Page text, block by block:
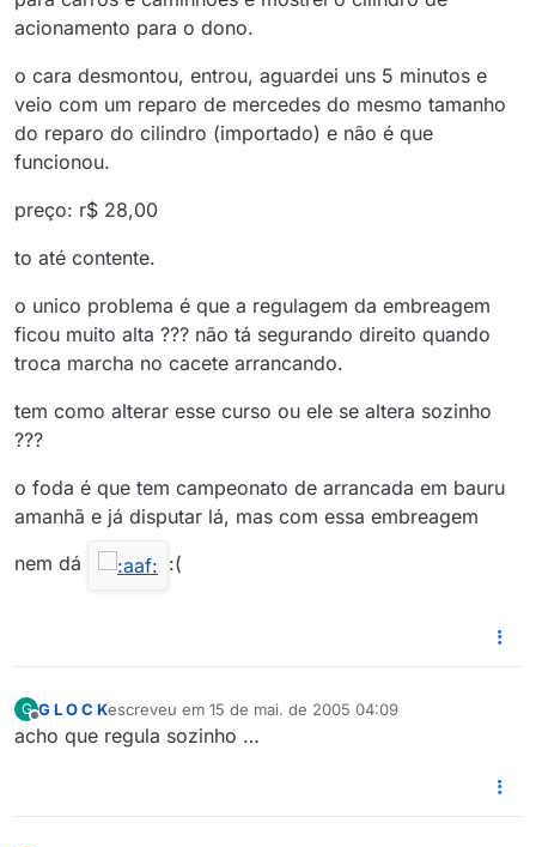
acionamento para o dono.
o cara desmontou, entrou, aguardei uns 5 minutos e
veio com um reparo de mercedes do mesmo tamanho
do reparo do cilindro (importado) e não é que
funcionou.
preço: r$ 28,00
to até contente.
o unico problema é que a regulagem da embreagem
ficou muito alta ??? não tá segurando direito quando
troca marcha no cacete arrancando.
tem como alterar esse curso ou ele se altera sozinho
???
o foda é que tem campeonato de arrancada em bauru
amanhã e já disputar lá, mas com essa embreagem
nem dá
:(
G
Offline
G L O C Kescreveu em 15 de mai. de 2005 04:09
última edição por
acho que regula sozinho …